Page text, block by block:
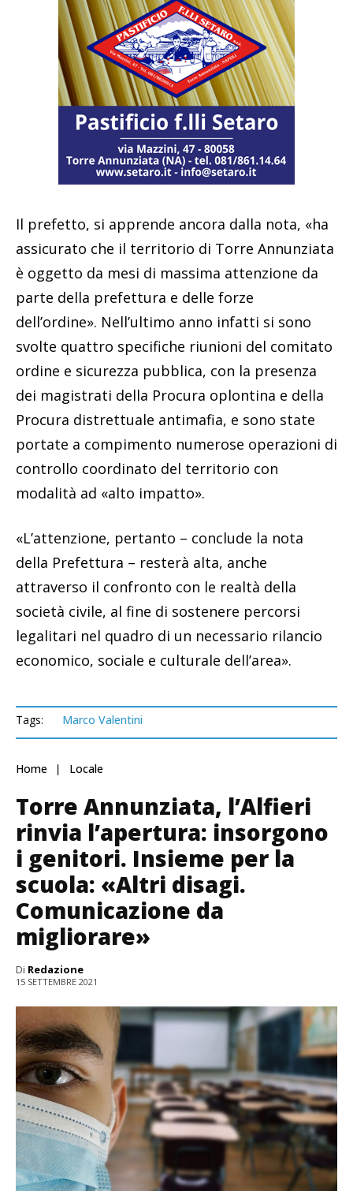
Il prefetto, si apprende ancora dalla nota, «ha
assicurato che il territorio di Torre Annunziata
è oggetto da mesi di massima attenzione da
parte della prefettura e delle forze
dell’ordine». Nell’ultimo anno infatti si sono
svolte quattro specifiche riunioni del comitato
ordine e sicurezza pubblica, con la presenza
dei magistrati della Procura oplontina e della
Procura distrettuale antimafia, e sono state
portate a compimento numerose operazioni di
controllo coordinato del territorio con
modalità ad «alto impatto».
«L’attenzione, pertanto – conclude la nota
della Prefettura – resterà alta, anche
attraverso il confronto con le realtà della
società civile, al fine di sostenere percorsi
legalitari nel quadro di un necessario rilancio
economico, sociale e culturale dell’area».
Tags: Marco Valentini
Home Locale
Torre Annunziata, l’Alfieri
rinvia l’apertura: insorgono
i genitori. Insieme per la
scuola: «Altri disagi.
Comunicazione da
migliorare»
Di Redazione
15 SETTEMBRE 2021